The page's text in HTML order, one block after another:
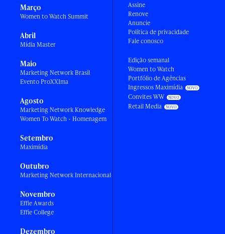
Março
Women to Watch Summit
Abril
Mídia Master
Maio
Marketing Network Brasil
Evento ProXXIma
Agosto
Marketing Network Knowledge
Women To Watch - Homenagem
Setembro
Maximídia
Outubro
Marketing Network Internacional
Novembro
Effie Awards
Effie College
Dezembro
Assine
Renove
Anuncie
Política de privacidade
Fale conosco
Edição semanal
Women to Watch
Portfólio de Agências
Ingressos Maximídia
Convites WW
Retail Media